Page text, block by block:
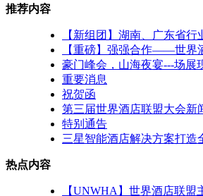
推荐内容
【新组团】湖南、广东省
【重磅】强强合作——世界
豪门峰会，山海夜宴---场展
重要消息
祝贺函
第三届世界酒店联盟大会新
特别通告
三星智能酒店解决方案打造
热点内容
【UNWHA】世界酒店联盟